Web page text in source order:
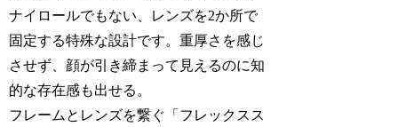
ナイロールでもない、レンズを2か所で
固定する特殊な設計です。重厚さを感じ
させず、顔が引き締まって見えるのに知
的な存在感も出せる。
フレームとレンズを繋ぐ「フレックスス